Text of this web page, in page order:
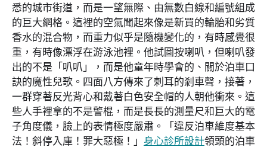
悉的城市街道，而是一望無際、由無數白線和編號組成
的巨大網格。這裡的空氣聞起來像是新買的輪胎和劣質
香水的混合物，而重力似乎是隨機變化的，有時感覺很
重，有時像漂浮在游泳池裡。他試圖按喇叭，但喇叭發
出的不是「叭叭」，而是他童年時學會的、關於泊車口
訣的魔性兒歌。四面八方傳來了刺耳的剎車聲，接著，
一群穿著反光背心和戴著白色安全帽的人朝他衝來。這
些人手裡拿的不是警棍，而是長長的測量尺和巨大的電
子角度儀，臉上的表情極度嚴肅。「違反泊車維度基本
法！斜停入庫！罪大惡極！」 身心診所設計領頭的泊車